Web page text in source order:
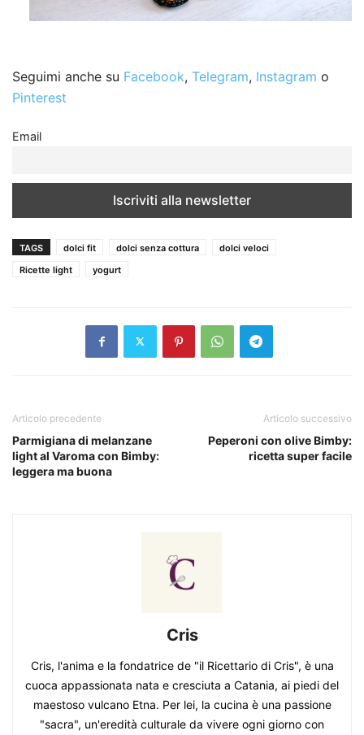
Seguimi anche su Facebook, Telegram, Instagram o
Pinterest
Email
TAGS dolci fit dolci senza cottura
dolci veloci
Ricette light
yogurt
Articolo precedente
Parmigiana di melanzane
light al Varoma con Bimby:
leggera ma buona
Articolo successivo
Peperoni con olive Bimby:
ricetta super facile
Cris
Cris, l'anima e la fondatrice de "il Ricettario di Cris", è una
cuoca appassionata nata e cresciuta a Catania, ai piedi del
maestoso vulcano Etna. Per lei, la cucina è una passione
"sacra", un'eredità culturale da vivere ogni giorno con